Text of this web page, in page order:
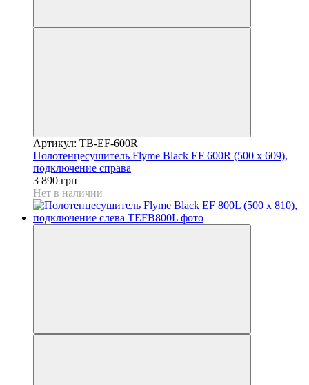
Артикул: TB-EF-600R
Полотенцесушитель Flyme Black EF 600R (500 х 609),
подключение справа
3 890 грн
Нет в наличии